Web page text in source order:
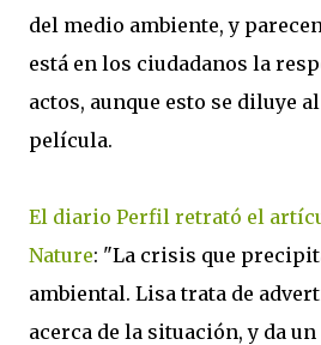
del medio ambiente, y
está en los ciudadanos la
actos, aunque esto se diluye
película.
El diario Perfil retrató el
Nature: "La crisis que
ambiental. Lisa trata de
acerca de la situación, y da